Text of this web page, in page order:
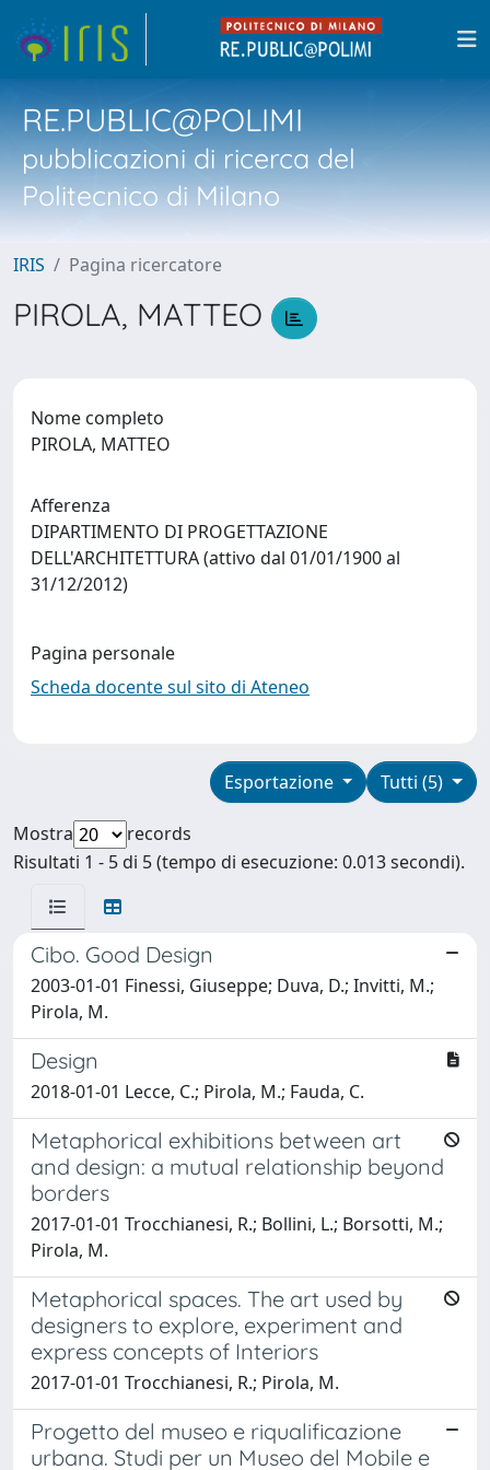
RE.PUBLIC@POLIMI
pubblicazioni di ricerca del
Politecnico di Milano
IRIS Pagina ricercatore
PIROLA, MATTEO
Nome completo
PIROLA, MATTEO
Afferenza
DIPARTIMENTO DI PROGETTAZIONE
DELL'ARCHITETTURA (attivo dal 01/01/1900 al
31/12/2012)
Pagina personale
Scheda docente sul sito di Ateneo
Tutti (5)
Esportazione
Mostra
records
Risultati 1 - 5 di 5 (tempo di esecuzione: 0.013 secondi).
Cibo. Good Design
2003-01-01 Finessi, Giuseppe; Duva, D.; Invitti, M.;
Pirola, M.
Design
2018-01-01 Lecce, C.; Pirola, M.; Fauda, C.
Metaphorical exhibitions between art
and design: a mutual relationship beyond
borders
2017-01-01 Trocchianesi, R.; Bollini, L.; Borsotti, M.;
Pirola, M.
Metaphorical spaces. The art used by
designers to explore, experiment and
express concepts of Interiors
2017-01-01 Trocchianesi, R.; Pirola, M.
Progetto del museo e riqualificazione
urbana. Studi per un Museo del Mobile e